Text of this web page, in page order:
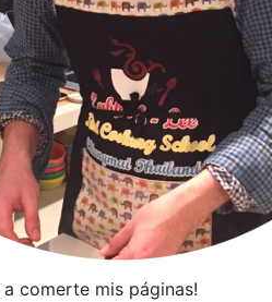
comerte mis páginas!